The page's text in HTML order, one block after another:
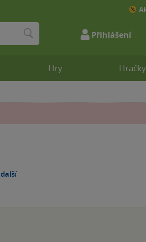
další
Hry Hračky
Přihlášení